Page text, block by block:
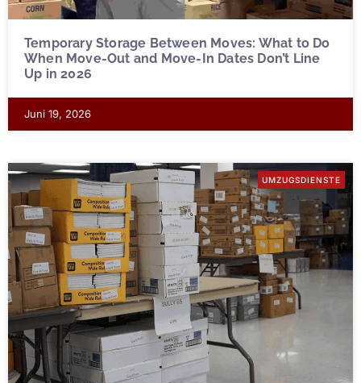
Temporary Storage Between Moves: What to Do
When Move-Out and Move-In Dates Don’t Line
Up in 2026
Juni 19, 2026
UMZUGSDIENSTE